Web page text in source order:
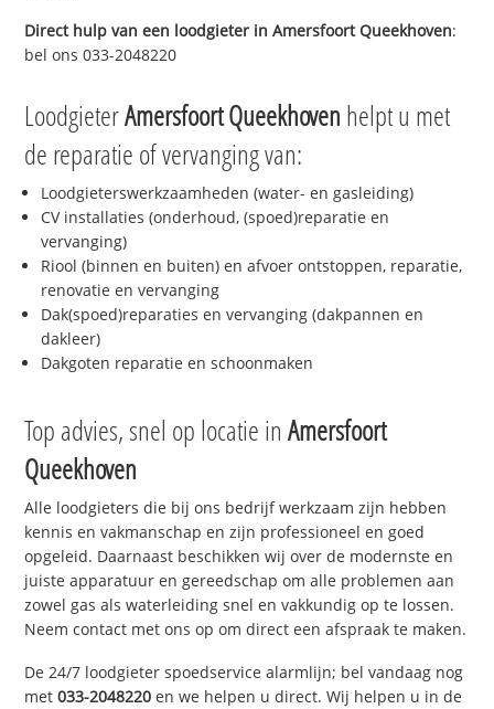
Direct hulp van een loodgieter inAmersfoort Queekhoven:
bel ons 033-2048220
LoodgieterAmersfoort Queekhoven helpt u met
de reparatie of vervanging van:
Loodgieterswerkzaamheden (water- en gasleiding)
CV installaties (onderhoud, (spoed)reparatie en
vervanging)
Riool (binnen en buiten) en afvoer ontstoppen, reparatie,
renovatie en vervanging
Dak(spoed)reparaties en vervanging (dakpannen en
dakleer)
Dakgoten reparatie en schoonmaken
Top advies, snel op locatie inAmersfoort
Queekhoven
Alle loodgieters die bij ons bedrijf werkzaam zijn hebben
kennis en vakmanschap en zijn professioneel en goed
opgeleid. Daarnaast beschikken wij over de modernste en
juiste apparatuur en gereedschap om alle problemen aan
zowel gas als waterleiding snel en vakkundig op te lossen.
Neem contact met ons op om direct een afspraak te maken.
De 24/7 loodgieter spoedservice alarmlijn; bel vandaag nog
met033-2048220 en we helpen u direct. Wij helpen u in de